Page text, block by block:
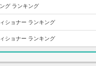
グ ランキング
ショナー ランキング
ショナー ランキング